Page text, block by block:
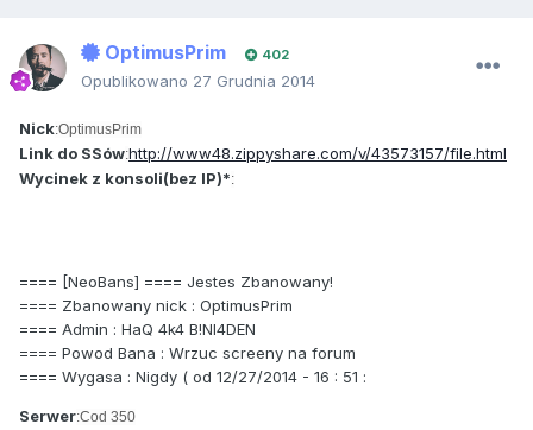
OptimusPrim 402
Opublikowano 27 Grudnia 2014
Nick:OptimusPrim
Link do SSów:http://www48.zippyshare.com/v/43573157/file.html
Wycinek z konsoli(bez IP)*:
==== [NeoBans] ==== Jestes Zbanowany!
==== Zbanowany nick : OptimusPrim
==== Admin : HaQ 4k4 B!Nl4DEN
==== Powod Bana : Wrzuc screeny na forum
==== Wygasa : Nigdy ( od 12/27/2014 - 16 : 51 :
Serwer:Cod 350